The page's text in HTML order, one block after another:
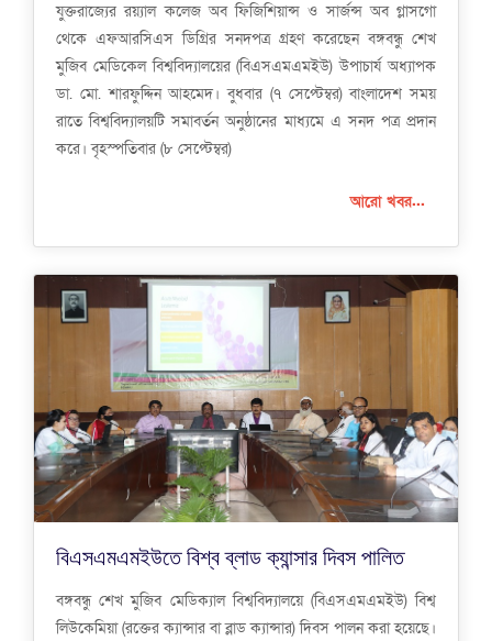
যুক্তরাজ্যের রয়্যাল কলেজ অব ফিজিশিয়ান্স ও সার্জন্স অব গ্লাসগো
থেকে এফআরসিএস ডিগ্রির সনদপত্র গ্রহণ করেছেন বঙ্গবন্ধু শেখ
মুজিব মেডিকেল বিশ্ববিদ্যালয়ের (বিএসএমএমইউ) উপাচার্য অধ্যাপক
ডা. মো. শারফুদ্দিন আহমেদ। বুধবার (৭ সেপ্টেম্বর) বাংলাদেশ সময়
রাতে বিশ্ববিদ্যালয়টি সমাবর্তন অনুষ্ঠানের মাধ্যমে এ সনদ পত্র প্রদান
করে। বৃহস্পতিবার (৮ সেপ্টেম্বর)
আরো খবর...
বিএসএমএমইউতে বিশ্ব ব্লাড ক্যান্সার দিবস পালিত
বঙ্গবন্ধু শেখ মুজিব মেডিক্যাল বিশ্ববিদ্যালয়ে (বিএসএমএমইউ) বিশ্ব
লিউকেমিয়া (রক্তের ক্যান্সার বা ব্লাড ক্যান্সার) দিবস পালন করা হয়েছে।